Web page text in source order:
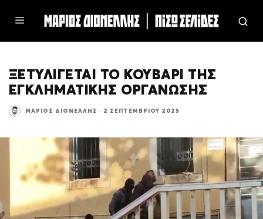
ΞΕΤΥΛΙΓΕΤΑΙ ΤΟ ΚΟΥΒΑΡΙ ΤΗΣ
ΕΓΚΛΗΜΑΤΙΚΗΣ ΟΡΓΑΝΩΣΗΣ
ΜΆΡΙΟΣ ΔΙΟΝΈΛΛΗΣ · 2 ΣΕΠΤΕΜΒΡΊΟΥ 2025